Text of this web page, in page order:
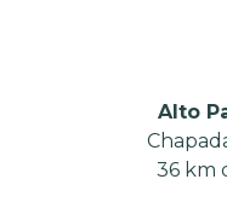
Alto
36 km